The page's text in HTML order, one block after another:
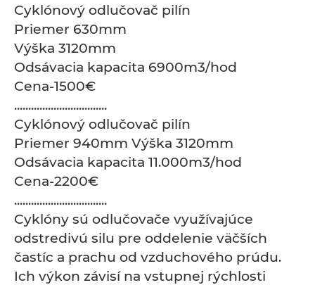
Cyklónový odlučovač pilín
Priemer 630mm
Výška 3120mm
Odsávacia kapacita 6900m3/hod
Cena-1500€
.................................
Cyklónový odlučovač pilín
Priemer 940mm Výška 3120mm
Odsávacia kapacita 11.000m3/hod
Cena-2200€
.................................
Cyklóny sú odlučovače využívajúce
odstredivú silu pre oddelenie väčších
častíc a prachu od vzduchového prúdu.
Ich výkon závisí na vstupnej rýchlosti